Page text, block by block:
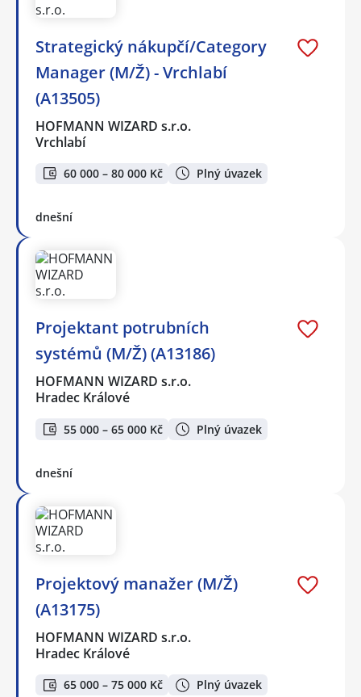
Strategický nákupčí/Category
Manager (M/Ž) - Vrchlabí
(A13505)
HOFMANN WIZARD s.r.o.
Vrchlabí
60 000 – 80 000 Kč Plný úvazek
dnešní
Projektant potrubních
systémů (M/Ž) (A13186)
HOFMANN WIZARD s.r.o.
Hradec Králové
55 000 – 65 000 Kč Plný úvazek
dnešní
Projektový manažer (M/Ž)
(A13175)
HOFMANN WIZARD s.r.o.
Hradec Králové
65 000 – 75 000 Kč Plný úvazek